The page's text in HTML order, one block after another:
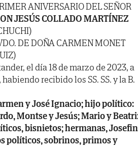
ANIVERSARIO DEL SEÑOR
JESÚS COLLADO MARTÍNEZ
DE DOÑA CARMEN MONET
el día 18 de marzo de 2023, a
recibido los SS. SS. y la B.
y José Ignacio; hijo político:
Montse y Jesús; Mario y
bisnietos; hermanas,
políticos, sobrinos, primos y